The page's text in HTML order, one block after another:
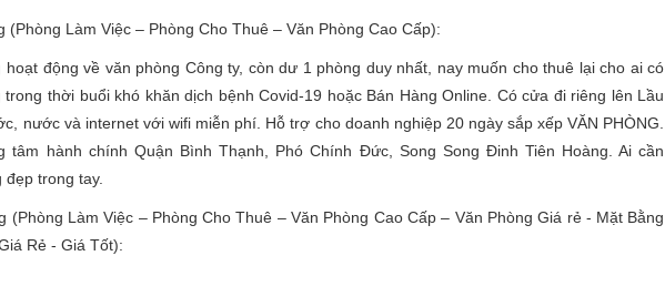
(Phòng Làm Việc – Phòng Cho Thuê – Văn Phòng Cao Cấp):
động về văn phòng Công ty, còn dư 1 phòng duy nhất, nay muốn cho thuê lại cho ai có
thời buổi khó khăn dịch bệnh Covid-19 hoặc Bán Hàng Online. Có cửa đi riêng lên Lầu
nước và internet với wifi miễn phí. Hỗ trợ cho doanh nghiệp 20 ngày sắp xếp VĂN PHÒNG.
tâm hành chính Quận Bình Thạnh, Phó Chính Đức, Song Song Đinh Tiên Hoàng. Ai cần
trong tay.
(Phòng Làm Việc – Phòng Cho Thuê – Văn Phòng Cao Cấp – Văn Phòng Giá rẻ - Mặt Bằng
Rẻ - Giá Tốt):